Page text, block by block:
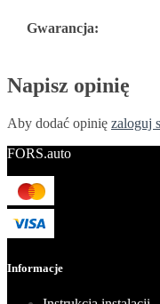
Gwarancja:
Napisz opinię
Aby dodać opinię zaloguj
FORS.auto
Informacje